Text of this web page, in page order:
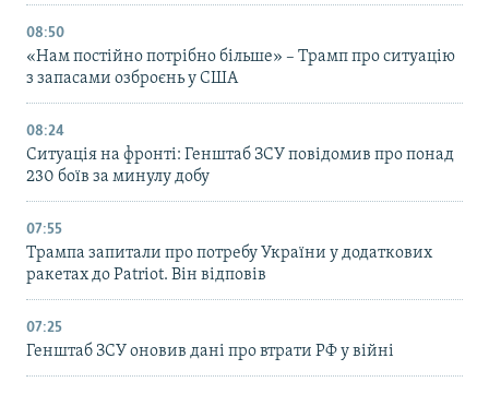
08:50
«Нам постійно потрібно більше» – Трамп про ситуацію
з запасами озброєнь у США
08:24
Ситуація на фронті: Генштаб ЗСУ повідомив про понад
230 боїв за минулу добу
07:55
Трампа запитали про потребу України у додаткових
ракетах до Patriot. Він відповів
07:25
Генштаб ЗСУ оновив дані про втрати РФ у війні